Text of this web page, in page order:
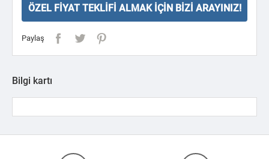
ÖZEL FIYAT TEKLIFI ALMAK İÇIN BIZI ARAYINIZ!
Paylaş
Bilgi kartı